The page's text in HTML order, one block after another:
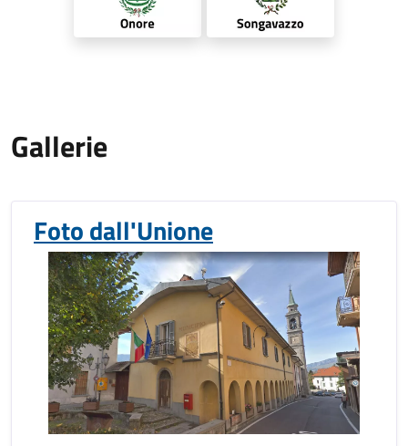
Gallerie
Foto dall'Unione